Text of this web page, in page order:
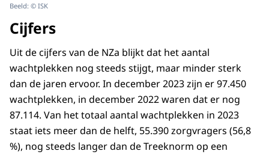
Beeld: © ISK
Cijfers
Uit de cijfers van de NZa blijkt dat het aantal
wachtplekken nog steeds stijgt, maar minder sterk
dan de jaren ervoor. In december 2023 zijn er 97.450
wachtplekken, in december 2022 waren dat er nog
87.114. Van het totaal aantal wachtplekken in 2023
staat iets meer dan de helft, 55.390 zorgvragers (56,8
%), nog steeds langer dan de Treeknorm op een